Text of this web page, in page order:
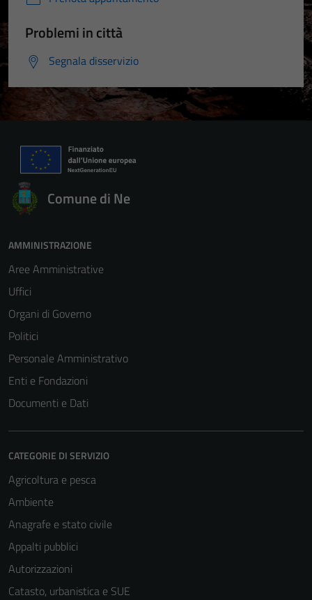
Problemi in città
Segnala disservizio
Comune di Ne
AMMINISTRAZIONE
Aree Amministrative
Uffici
Organi di Governo
Politici
Personale Amministrativo
Enti e Fondazioni
Documenti e Dati
CATEGORIE DI SERVIZIO
Agricoltura e pesca
Ambiente
Anagrafe e stato civile
Appalti pubblici
Autorizzazioni
Catasto, urbanistica e SUE